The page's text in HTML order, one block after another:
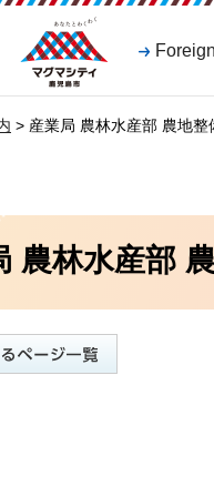
マグマシティ
鹿児島市
> 産業局 農林水産部 農地整
農林水産部